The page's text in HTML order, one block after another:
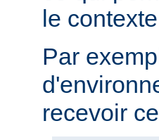
le
Par
recevoir